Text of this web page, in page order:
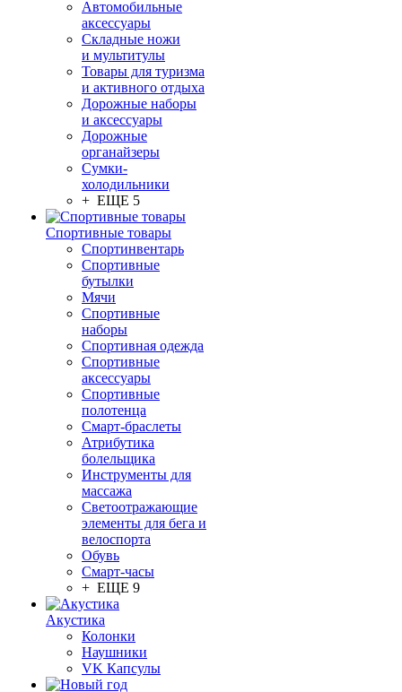
Автомобильные
аксессуары
Складные ножи
и мультитулы
Товары для туризма
и активного отдыха
Дорожные наборы
и аксессуары
Дорожные
органайзеры
Сумки-
холодильники
+ ЕЩЕ 5
Спортивные товары
Спортинвентарь
Спортивные
бутылки
Мячи
Спортивные
наборы
Спортивная одежда
Спортивные
аксессуары
Спортивные
полотенца
Смарт-браслеты
Атрибутика
болельщика
Инструменты для
массажа
Светоотражающие
элементы для бега и
велоспорта
Обувь
Смарт-часы
+ ЕЩЕ 9
Акустика
Колонки
Наушники
VK Капсулы